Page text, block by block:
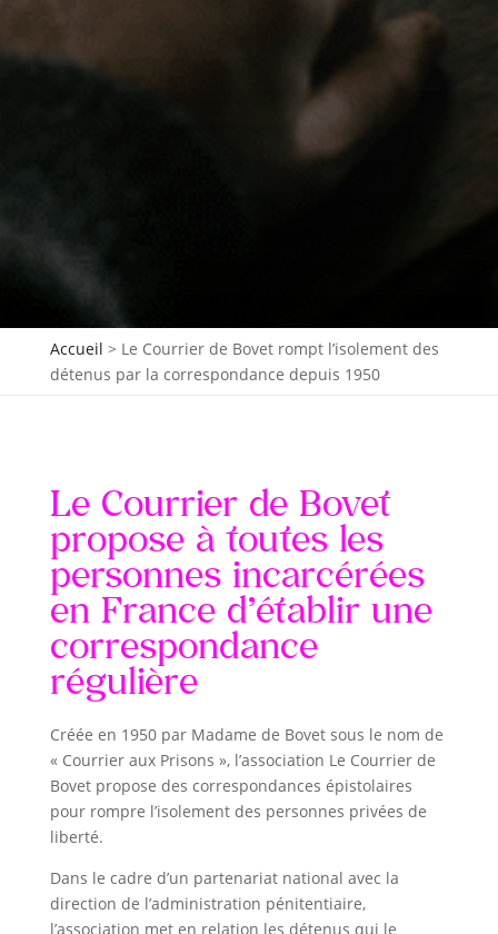
Accueil > Le Courrier de Bovet rompt l’isolement des
détenus par la correspondance depuis 1950
Le Courrier de Bovet
propose à toutes les
personnes incarcérées
en France d’établir une
correspondance
régulière
Créée en 1950 par Madame de Bovet sous le nom de
« Courrier aux Prisons », l’association Le Courrier de
Bovet propose des correspondances épistolaires
pour rompre l’isolement des personnes privées de
liberté.
Dans le cadre d’un partenariat national avec la
direction de l’administration pénitentiaire,
l’association met en relation les détenus qui le